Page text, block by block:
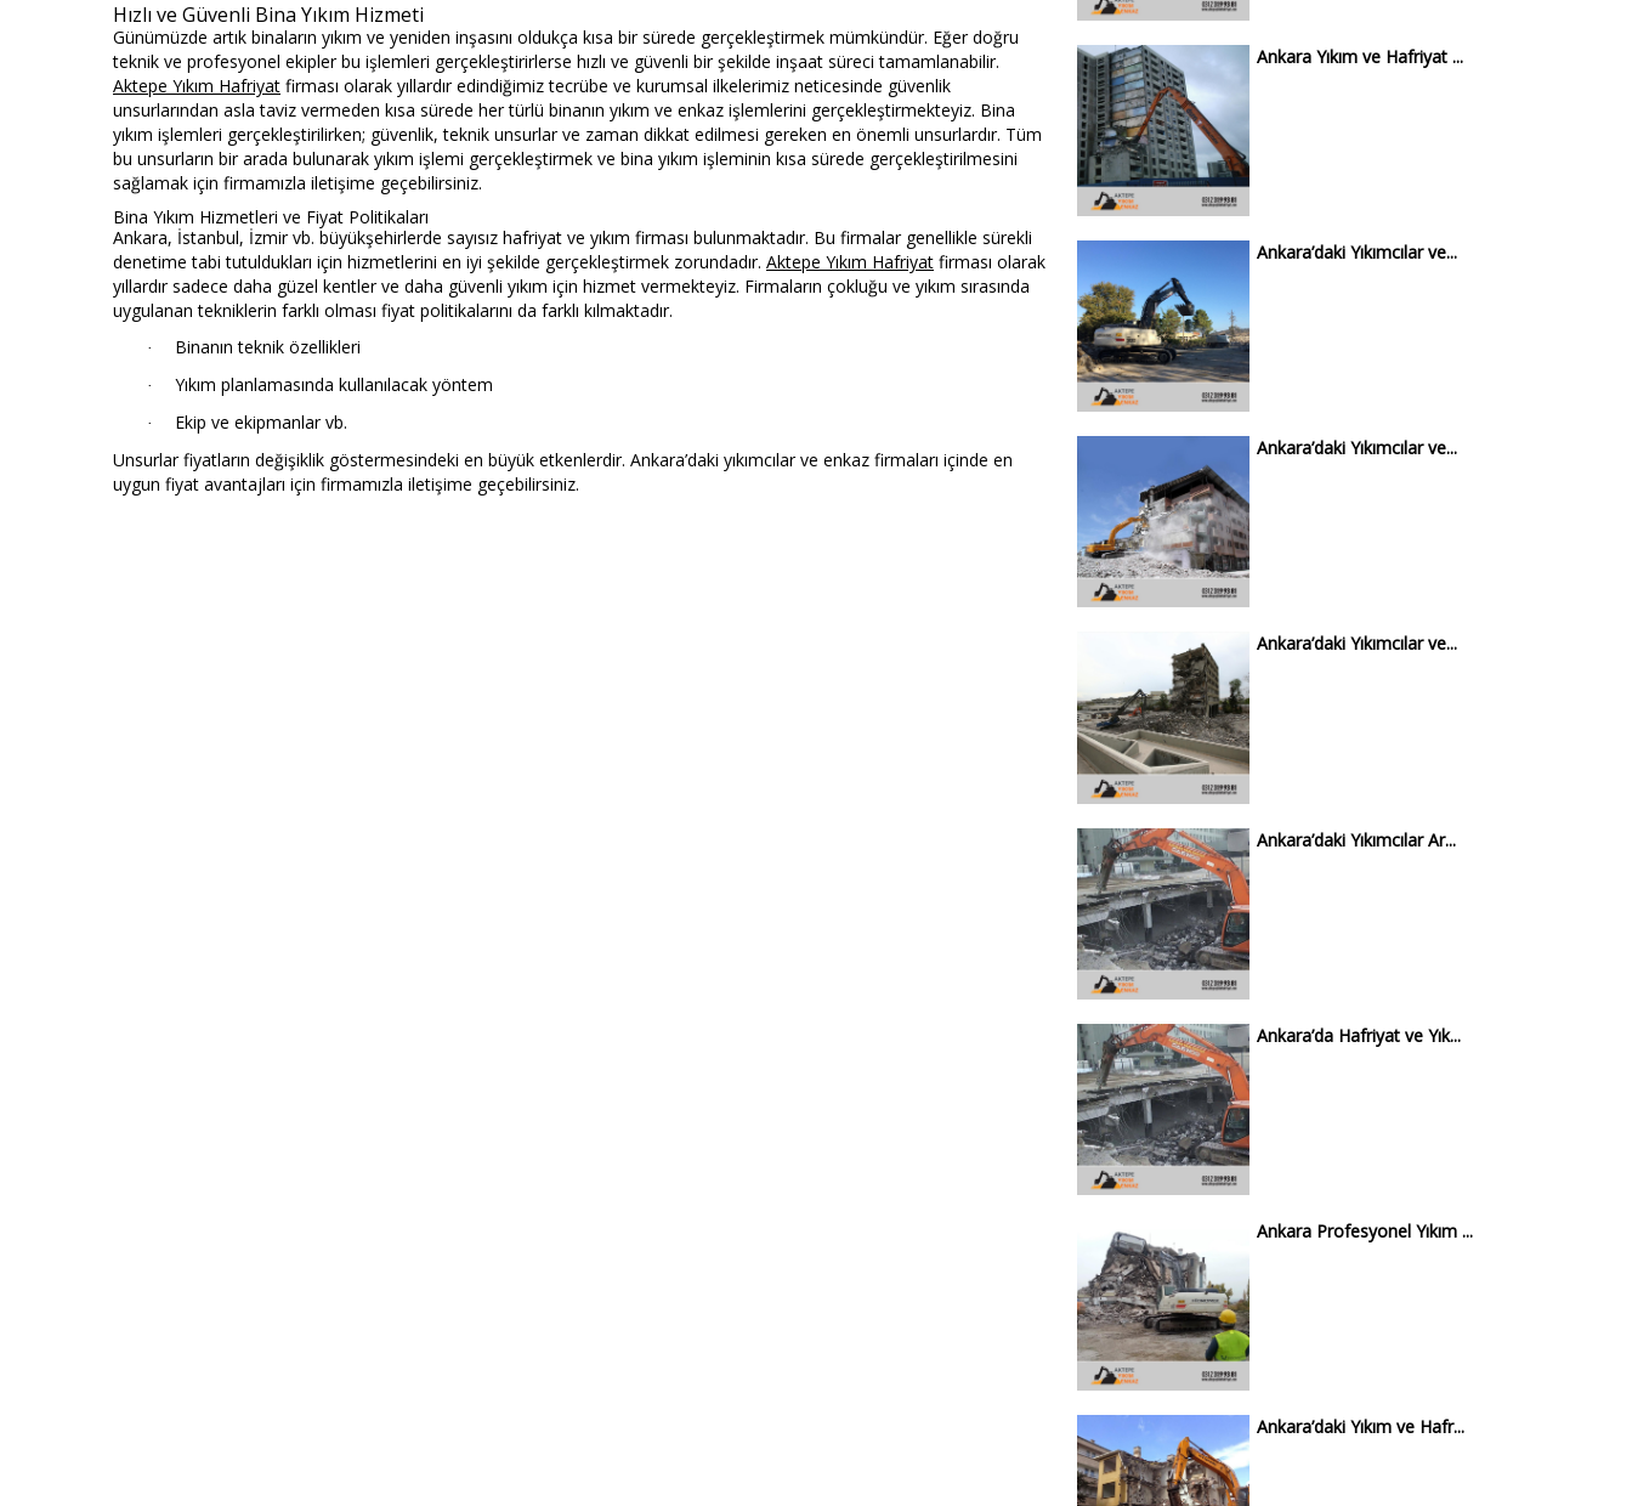
Hızlı ve Güvenli Bina Yıkım Hizmeti
Günümüzde artık binaların yıkım ve yeniden inşasını oldukça kısa bir sürede gerçekleştirmek mümkündür. Eğer doğru
teknik ve profesyonel ekipler bu işlemleri gerçekleştirirlerse hızlı ve güvenli bir şekilde inşaat süreci tamamlanabilir.
Aktepe Yıkım Hafriyat firması olarak yıllardır edindiğimiz tecrübe ve kurumsal ilkelerimiz neticesinde güvenlik
unsurlarından asla taviz vermeden kısa sürede her türlü binanın yıkım ve enkaz işlemlerini gerçekleştirmekteyiz. Bina
yıkım işlemleri gerçekleştirilirken; güvenlik, teknik unsurlar ve zaman dikkat edilmesi gereken en önemli unsurlardır. Tüm
bu unsurların bir arada bulunarak yıkım işlemi gerçekleştirmek ve bina yıkım işleminin kısa sürede gerçekleştirilmesini
sağlamak için firmamızla iletişime geçebilirsiniz.
Bina Yıkım Hizmetleri ve Fiyat Politikaları
Ankara, İstanbul, İzmir vb. büyükşehirlerde sayısız hafriyat ve yıkım firması bulunmaktadır. Bu firmalar genellikle sürekli
denetime tabi tutuldukları için hizmetlerini en iyi şekilde gerçekleştirmek zorundadır. Aktepe Yıkım Hafriyat firması olarak
yıllardır sadece daha güzel kentler ve daha güvenli yıkım için hizmet vermekteyiz. Firmaların çokluğu ve yıkım sırasında
uygulanan tekniklerin farklı olması fiyat politikalarını da farklı kılmaktadır.
· Binanın teknik özellikleri
· Yıkım planlamasında kullanılacak yöntem
·
Ekip ve ekipmanlar vb.
Unsurlar fiyatların değişiklik göstermesindeki en büyük etkenlerdir. Ankara’daki yıkımcılar ve enkaz firmaları içinde en
uygun fiyat avantajları için firmamızla iletişime geçebilirsiniz.
Ankara Yıkım ve Hafriyat ...
Ankara’daki Yıkımcılar ve...
Ankara’daki Yıkımcılar ve...
Ankara’daki Yıkımcılar ve...
Ankara’daki Yıkımcılar Ar...
Ankara’da Hafriyat ve Yık...
Ankara Profesyonel Yıkım ...
Ankara’daki Yıkım ve Hafr...